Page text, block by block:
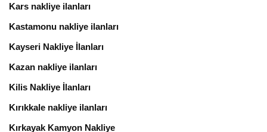
Kars nakliye ilanları
Kastamonu nakliye ilanları
Kayseri Nakliye İlanları
Kazan nakliye ilanları
Kilis Nakliye İlanları
Kırıkkale nakliye ilanları
Kırkayak Kamyon Nakliye